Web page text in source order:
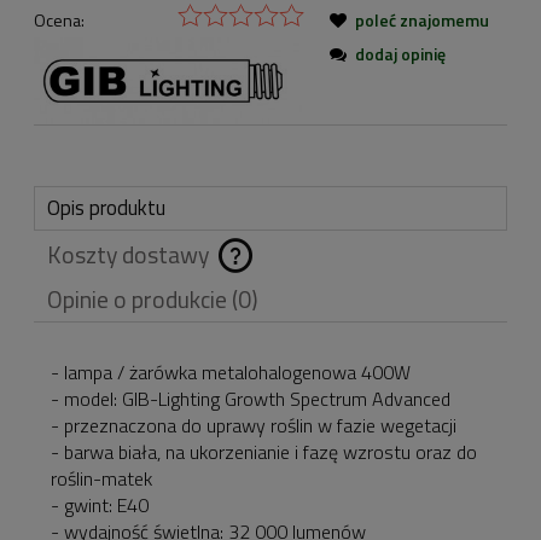
Ocena:
poleć znajomemu
dodaj opinię
Opis produktu
Koszty dostawy
Cena nie zawiera
ewentualnych kosztów
płatności
Opinie o produkcie (0)
- lampa / żarówka metalohalogenowa 400W
- model: GIB-Lighting Growth Spectrum Advanced
- przeznaczona do uprawy roślin w fazie wegetacji
- barwa biała, na ukorzenianie i fazę wzrostu oraz do
roślin-matek
- gwint: E40
- wydajność świetlna: 32 000 lumenów